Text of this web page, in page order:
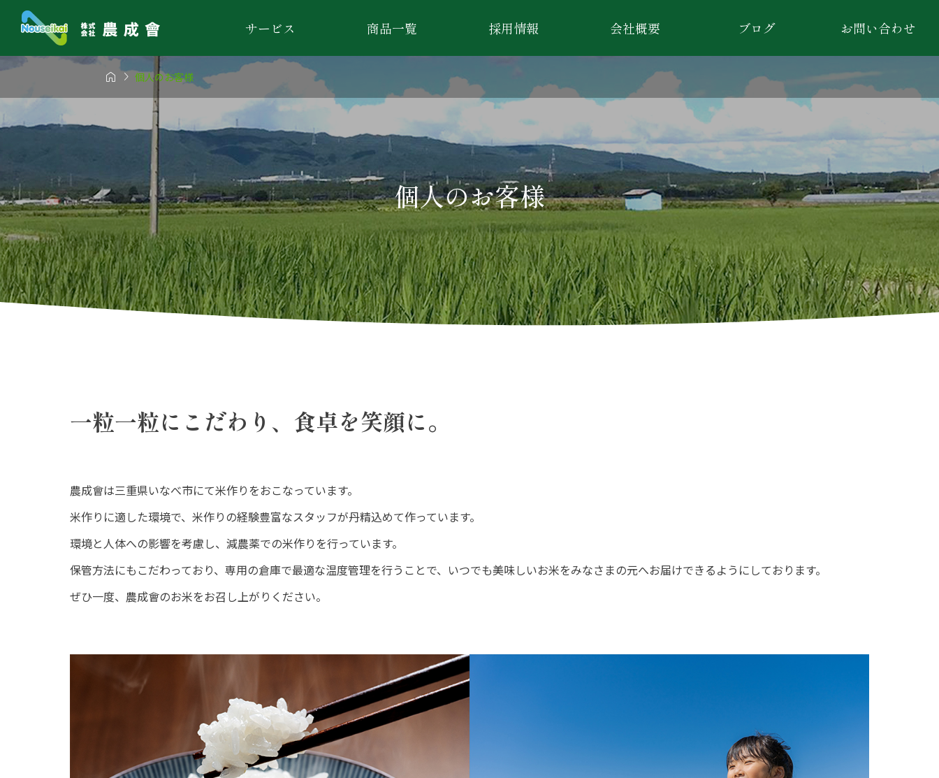
サービス 商品一覧 採用情報 会社概要 ブログ お問い合わせ
 個人のお客様
個人のお客様
一粒一粒にこだわり、食卓を笑顔に。
農成會は三重県いなべ市にて米作りをおこなっています。
米作りに適した環境で、米作りの経験豊富なスタッフが丹精込めて作っています。
環境と人体への影響を考慮し、減農薬での米作りを行っています。
保管方法にもこだわっており、専用の倉庫で最適な温度管理を行うことで、いつでも美味しいお米をみなさまの元へお届けできるようにしております。
ぜひ一度、農成會のお米をお召し上がりください。